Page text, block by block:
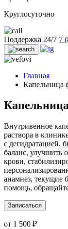
Круглосуточно
Поддержка 24/7 7
Главная
Капельница
Внутривенное
раствора в
с дегидратацией,
баланс, улучшить
крови,
анамнез, текущие
помощь,
Записаться
от 1 500 ₽